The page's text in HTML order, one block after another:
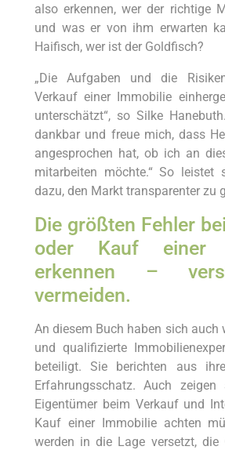
also erkennen, wer der richtige
und was er von ihm erwarten
Haifisch, wer ist der Goldfisch?
„Die Aufgaben und die
Verkauf einer Immobilie
unterschätzt“, so Silke
dankbar und freue mich, dass
angesprochen hat, ob ich an
mitarbeiten möchte.“ So leistet
dazu, den Markt transparenter zu
Die größten Fehler
oder Kauf einer
erkennen –
vermeiden.
An diesem Buch haben sich auch
und qualifizierte
beteiligt. Sie berichten aus
Erfahrungsschatz. Auch
Eigentümer beim Verkauf und
Kauf einer Immobilie achten
werden in die Lage versetzt, die